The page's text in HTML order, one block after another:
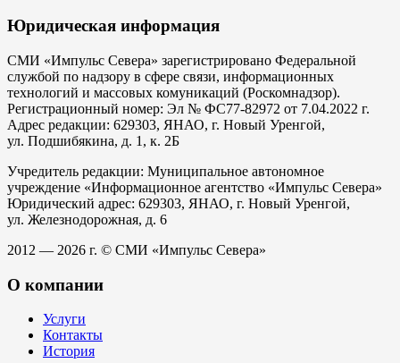
Юридическая информация
СМИ «Импульс Севера» зарегистрировано Федеральной
службой по надзору в сфере связи, информационных
технологий и массовых комуникаций (Роскомнадзор).
Регистрационный номер: Эл № ФС77-82972 от 7.04.2022 г.
Адрес редакции: 629303, ЯНАО, г. Новый Уренгой,
ул. Подшибякина, д. 1, к. 2Б
Учредитель редакции: Муниципальное автономное
учреждение «Информационное агентство «Импульс Севера»
Юридический адрес: 629303, ЯНАО, г. Новый Уренгой,
ул. Железнодорожная, д. 6
2012 — 2026 г. © СМИ «Импульс Севера»
О компании
Услуги
Контакты
История